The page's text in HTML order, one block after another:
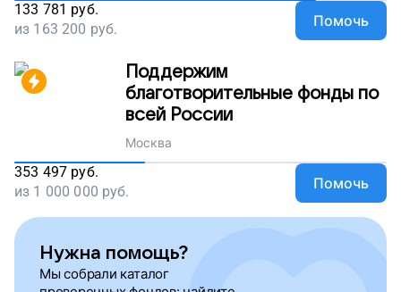
133 781 руб.
из 163 200 руб. Помочь
Поддержим
благотворительные фонды по
всей России
Москва
353 497 руб.
из 1 000 000 руб. Помочь
Нужна помощь?
Мы собрали каталог